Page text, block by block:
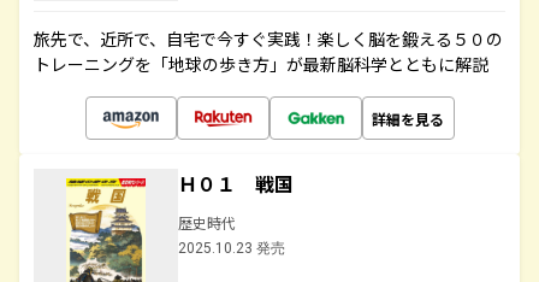
旅先で、近所で、自宅で今すぐ実践！楽しく脳を鍛える５０の
トレーニングを「地球の歩き方」が最新脳科学とともに解説
詳細を見る
Ｈ０１ 戦国
歴史時代
2025.10.23 発売